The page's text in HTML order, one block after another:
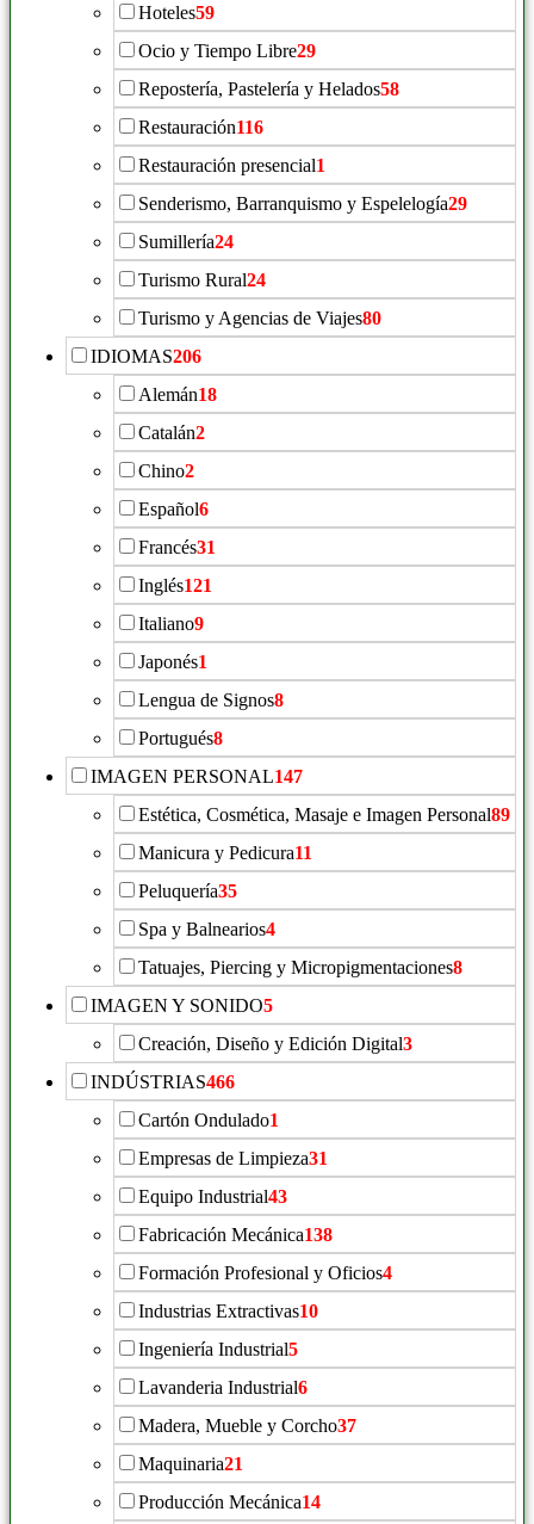
Hoteles59
Ocio y Tiempo Libre29
Repostería, Pastelería y Helados58
Restauración116
Restauración presencial1
Senderismo, Barranquismo y Espelelogía29
Sumillería24
Turismo Rural24
Turismo y Agencias de Viajes80
IDIOMAS206
Alemán18
Catalán2
Chino2
Español6
Francés31
Inglés121
Italiano9
Japonés1
Lengua de Signos8
Portugués8
IMAGEN PERSONAL147
Estética, Cosmética, Masaje e Imagen Personal89
Manicura y Pedicura11
Peluquería35
Spa y Balnearios4
Tatuajes, Piercing y Micropigmentaciones8
IMAGEN Y SONIDO5
Creación, Diseño y Edición Digital3
INDÚSTRIAS466
Cartón Ondulado1
Empresas de Limpieza31
Equipo Industrial43
Fabricación Mecánica138
Formación Profesional y Oficios4
Industrias Extractivas10
Ingeniería Industrial5
Lavanderia Industrial6
Madera, Mueble y Corcho37
Maquinaria21
Producción Mecánica14